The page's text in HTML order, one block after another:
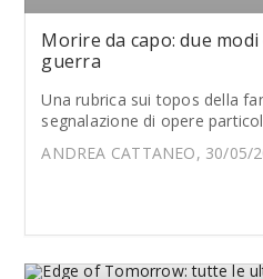
Morire da capo: due
guerra
Una rubrica sui topos della
segnalazione di opere
ANDREA CATTANEO, 30/05/